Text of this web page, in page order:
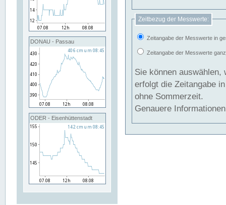
DONAU - Passau
ODER - Eisenhüttenstadt
Zeitbezug der Messwerte:
Zeitangabe der Messwerte in
Zeitangabe der Messwerte
Sie können auswählen,
erfolgt die Zeitangabe
ohne Sommerzeit.
Genauere